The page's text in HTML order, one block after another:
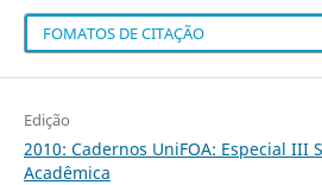
FOMATOS DE CITAÇÃO
Edição
2010: Cadernos UniFOA: Especial III
Acadêmica